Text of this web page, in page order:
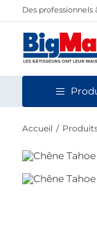
Des professionnels
Accueil